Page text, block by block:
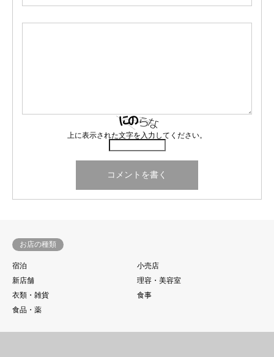
上に表示された文字を入力してください。
お店の種類
宿泊
小売店
新店舗
理容・美容室
衣類・雑貨
食事
食品・薬